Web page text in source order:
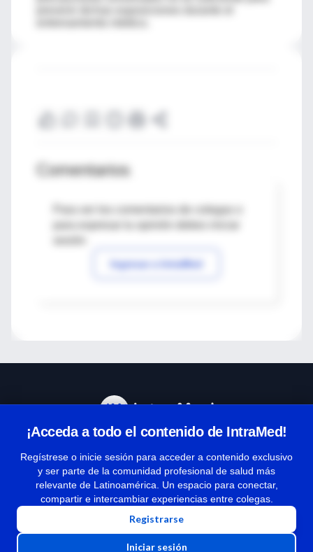
Comentarios
Para ver los comentarios de colegas o
Ingresar a IntraMed
¡Acceda a todo el contenido de IntraMed!
Regístrese o inicie sesión para acceder a contenido exclusivo
y ser parte de la comunidad profesional de salud más
relevante de Latinoamérica. Un espacio para conectar,
compartir e intercambiar experiencias entre colegas.
Registrarse
Iniciar sesión
Términos y condiciones
| Políticas de privacidad
| Todos los derechos reservados | Copyright 1997-2026